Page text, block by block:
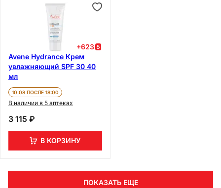
+623
Avene Hydrance Крем
увлажняющий SPF 30 40
мл
10.08 ПОСЛЕ 18:00
В наличии в 5 аптеках
3 115 ₽
В КОРЗИНУ
ПОКАЗАТЬ ЕЩЕ